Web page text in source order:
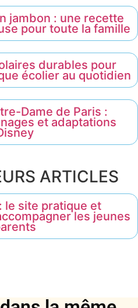
jambon : une recette
pour toute la famille
durables pour
écolier au quotidien
Dame de Paris :
et adaptations
ARTICLES
le site pratique et
les jeunes